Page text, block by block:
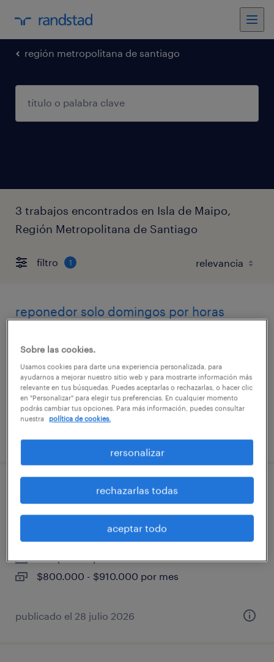
región metropolitana de santiago
3 trabajos encontrados en Isla de Maipo,
Región Metropolitana de Santiago
filtro 1
reponedor solo domingos por horas
$3.500 - $3.600 por mes
promotor merchandising sector poniente
talagante, región metropolitana de santiago
tiempo completo
$800.000 - $910.000 por mes
publicado el 28 julio 2026
Sobre las cookies.
Usamos cookies para darte una experiencia personalizada, para
ayudarnos a mejorar nuestro sitio web y para mostrarte información más
relevante en tus búsquedas. Puedes aceptarlas o rechazarlas, o hacer clic
en "Personalizar" para elegir tus preferencias. En cualquier momento
podrás cambiar tus opciones. Para más información, puedes consultar
nuestra
política de cookies.
rersonalizar
rechazarlas todas
aceptar todo